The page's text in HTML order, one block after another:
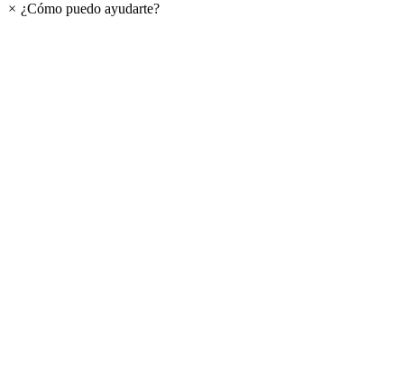
× ¿Cómo puedo ayudarte?